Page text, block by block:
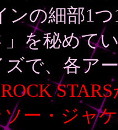
ンの細部1
」を秘めて
ズで、各ア
ROCK
ー・ジャ